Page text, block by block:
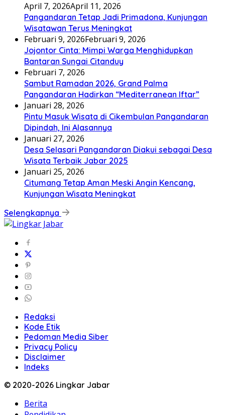
April 7, 2026April 11, 2026
Pangandaran Tetap Jadi Primadona, Kunjungan
Wisatawan Terus Meningkat
Februari 9, 2026Februari 9, 2026
Jojontor Cinta: Mimpi Warga Menghidupkan
Bantaran Sungai Citanduy
Februari 7, 2026
Sambut Ramadan 2026, Grand Palma
Pangandaran Hadirkan “Mediterranean Iftar”
Januari 28, 2026
Pintu Masuk Wisata di Cikembulan Pangandaran
Dipindah, Ini Alasannya
Januari 27, 2026
Desa Selasari Pangandaran Diakui sebagai Desa
Wisata Terbaik Jabar 2025
Januari 25, 2026
Citumang Tetap Aman Meski Angin Kencang,
Kunjungan Wisata Meningkat
Selengkapnya
Redaksi
Kode Etik
Pedoman Media Siber
Privacy Policy
Disclaimer
Indeks
© 2020-2026 Lingkar Jabar
Berita